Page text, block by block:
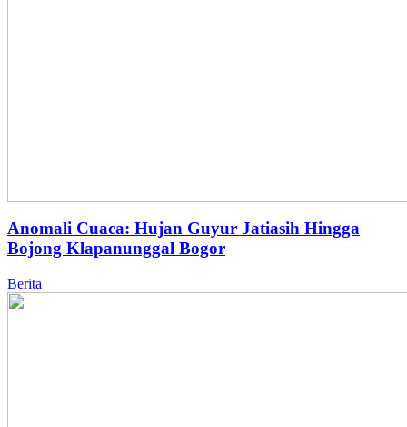
Anomali Cuaca: Hujan Guyur Jatiasih Hingga
Bojong Klapanunggal Bogor
Berita